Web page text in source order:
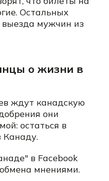
Остальных
выезда мужчин из
о жизни в
ждут канадскую
они
остаться в
Канаду.
в Facebook
мнениями.